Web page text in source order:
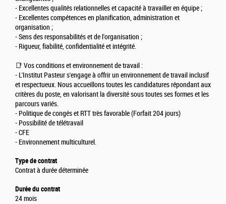
- Excellentes qualités relationnelles et capacité à travailler en équipe ;
- Excellentes compétences en planification, administration et
organisation ;
- Sens des responsabilités et de l'organisation ;
- Rigueur, fiabilité, confidentialité et intégrité.
📑 Vos conditions et environnement de travail :
- L'Institut Pasteur s'engage à offrir un environnement de travail inclusif
et respectueux. Nous accueillons toutes les candidatures répondant aux
critères du poste, en valorisant la diversité sous toutes ses formes et les
parcours variés.
- Politique de congés et RTT très favorable (Forfait 204 jours)
- Possibilité de télétravail
- CFE
- Environnement multiculturel.
Type de contrat
Contrat à durée déterminée
Durée du contrat
24 mois